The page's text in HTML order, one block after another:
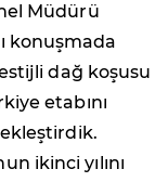
Müdürü
konuşmada
dağ koşusu
etabını
ikinci yılını